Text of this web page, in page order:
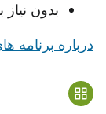
بدون
درباره برنامه